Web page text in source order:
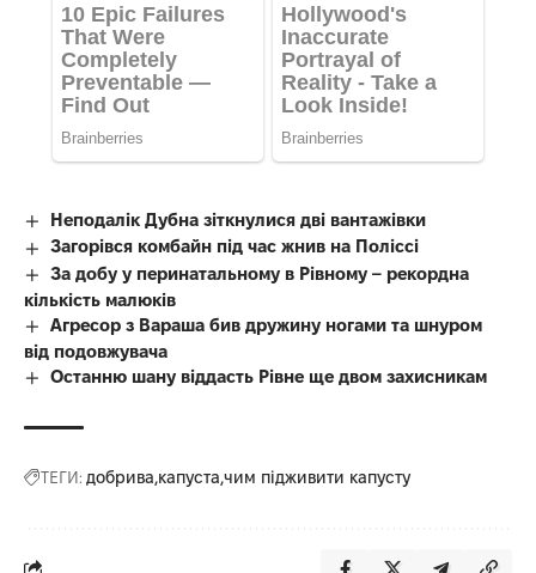
Неподалік Дубна зіткнулися дві вантажівки
Загорівся комбайн під час жнив на Поліссі
За добу у перинатальному в Рівному – рекордна
кількість малюків
Агресор з Вараша бив дружину ногами та шнуром
від подовжувача
Останню шану віддасть Рівне ще двом захисникам
ТЕГИ: добрива капуста чим підживити капусту